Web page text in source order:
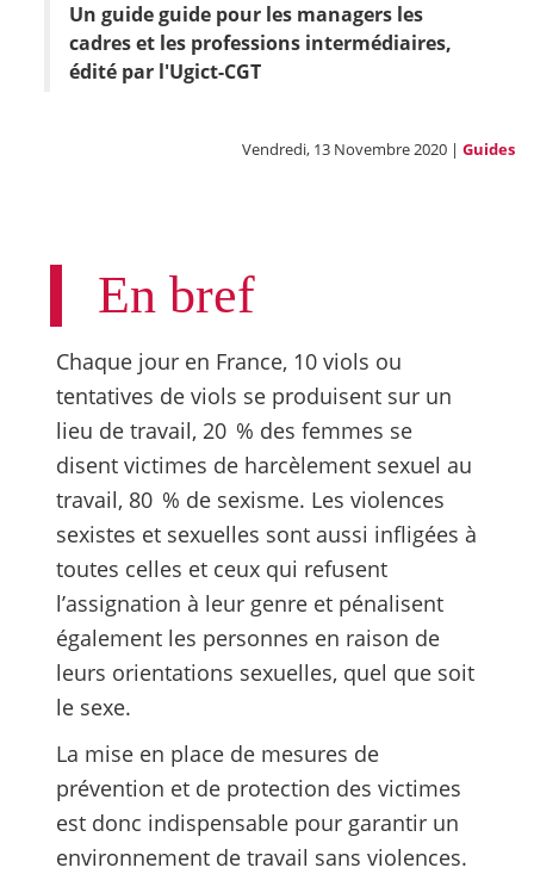
Un guide guide pour les managers les
cadres et les professions intermédiaires,
édité par l'Ugict-CGT
Vendredi, 13 Novembre 2020 | Guides
En bref
Chaque jour en France, 10 viols ou
tentatives de viols se produisent sur un
lieu de travail, 20 % des femmes se
disent victimes de harcèlement sexuel au
travail, 80 % de sexisme. Les violences
sexistes et sexuelles sont aussi infligées à
toutes celles et ceux qui refusent
l’assignation à leur genre et pénalisent
également les personnes en raison de
leurs orientations sexuelles, quel que soit
le sexe.
La mise en place de mesures de
prévention et de protection des victimes
est donc indispensable pour garantir un
environnement de travail sans violences.